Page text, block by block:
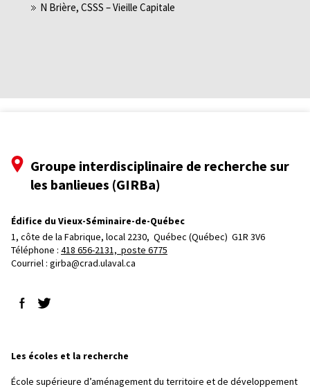
N Brière, CSSS – Vieille Capitale
Groupe interdisciplinaire de recherche sur
les banlieues (GIRBa)
Édifice du Vieux-Séminaire-de-Québec
1, côte de la Fabrique, local 2230, Québec (Québec)  G1R 3V6
Téléphone : 418 656-2131, poste 6775
Courriel : girba@crad.ulaval.ca
Suivez-nous sur Facebook
Suivez-nous sur Twitter
Les écoles et la recherche
École supérieure d’aménagement du territoire et de développement